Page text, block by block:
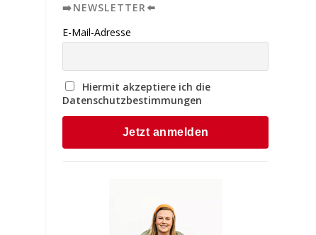
➡️NEWSLETTER⬅️
E-Mail-Adresse
Hiermit akzeptiere ich die
Datenschutzbestimmungen